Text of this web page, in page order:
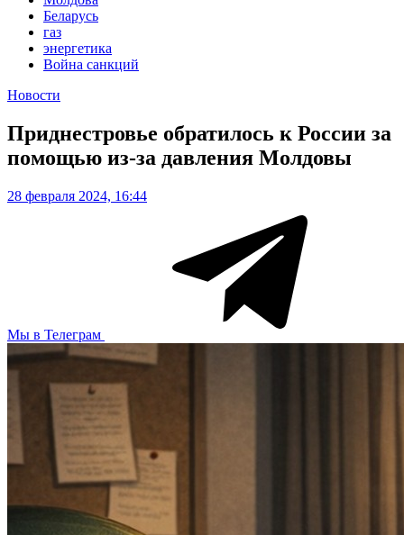
Беларусь
газ
энергетика
Война санкций
Новости
Приднестровье обратилось к России за
помощью из-за давления Молдовы
28 февраля 2024, 16:44
Мы в Телеграм